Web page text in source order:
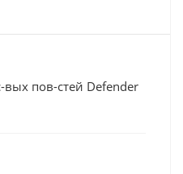
пов-стей Defender